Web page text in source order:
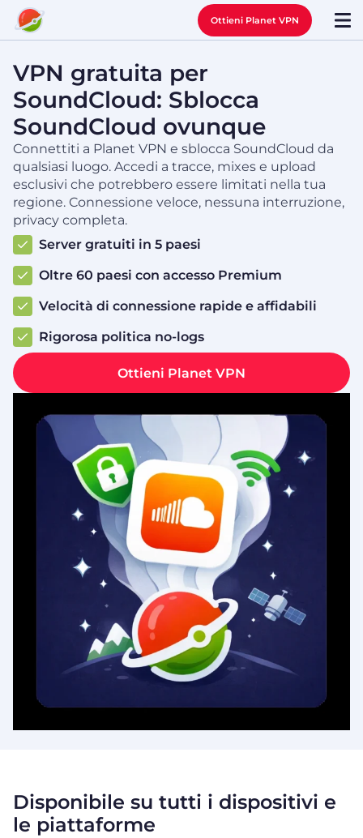
Ottieni Planet VPN
VPN gratuita per
SoundCloud: Sblocca
SoundCloud ovunque
Connettiti a Planet VPN e sblocca SoundCloud da
qualsiasi luogo. Accedi a tracce, mixes e upload
esclusivi che potrebbero essere limitati nella tua
regione. Connessione veloce, nessuna interruzione,
privacy completa.
Server gratuiti in 5 paesi
Oltre 60 paesi con accesso Premium
Velocità di connessione rapide e affidabili
Rigorosa politica no-logs
Ottieni Planet VPN
Disponibile su tutti i dispositivi e
le piattaforme